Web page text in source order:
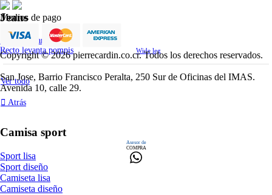
Jeans
Skinny levanta pompis
Recto levanta pompis
Wide leg
Ver todo
Atrás
Camisa sport
Sport lisa
Sport diseño
Camiseta lisa
Camiseta diseño
Medios de pago
Copyright © 2026 pierrecardin.co.cr. Todos los derechos reservados.
San Jose, Barrio Francisco Peralta, 250 Sur de Oficinas del IMAS.
Avenida 10, calle 29.
Asesor de
COMPRA